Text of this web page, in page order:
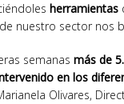
herramientas
nuestro sector nos
semanasmás de
en los
Olivares,